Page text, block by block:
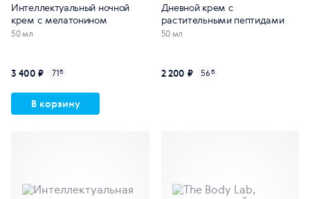
Интеллектуальный ночной
крем с мелатонином
50 мл
3 400 ₽ 71б
В корзину
Дневной крем с
растительными пептидами
50 мл
2 200 ₽ 56б